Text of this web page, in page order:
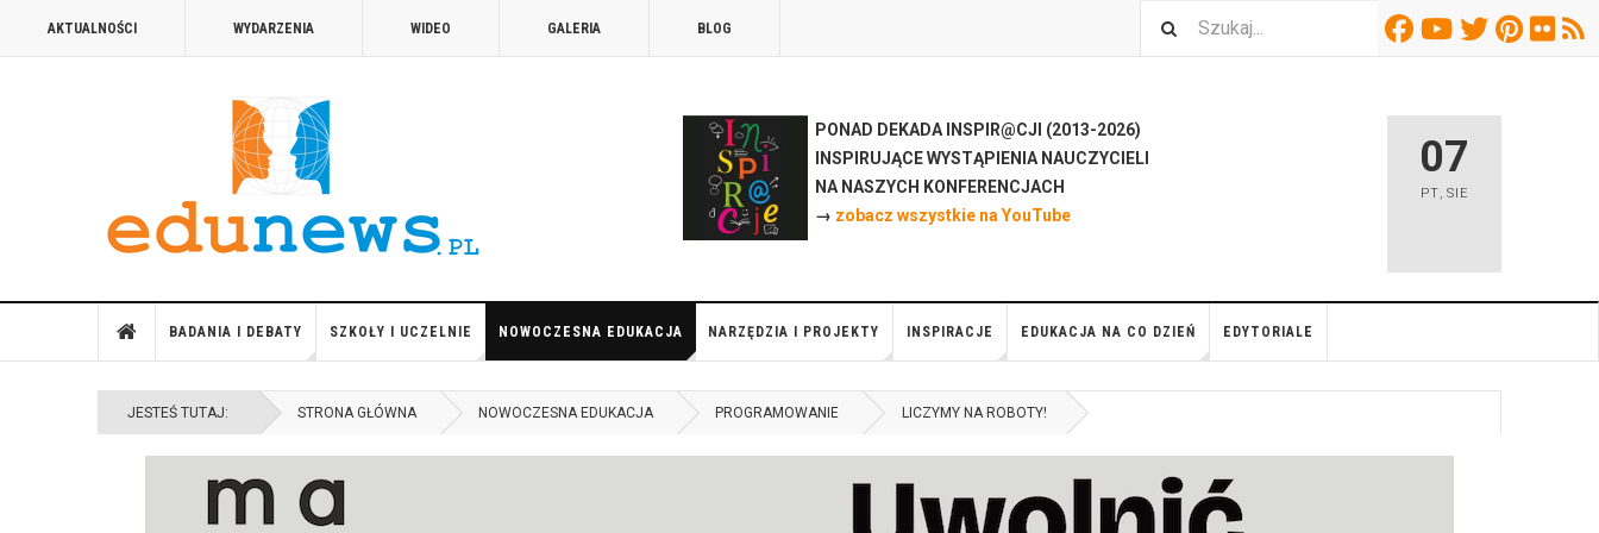
AKTUALNOŚCI WYDARZENIA WIDEO GALERIA BLOG
PONAD DEKADA INSPIR@CJI (2013-2026)
INSPIRUJĄCE WYSTĄPIENIA NAUCZYCIELI
NA NASZYCH KONFERENCJACH
→ zobacz wszystkie na YouTube
07
PT, SIE
BADANIA I DEBATY SZKOŁY I UCZELNIE NOWOCZESNA EDUKACJA NARZĘDZIA I PROJEKTY INSPIRACJE EDUKACJA NA CO DZIEŃ EDYTORIALE
JESTEŚ TUTAJ: STRONA GŁÓWNA NOWOCZESNA EDUKACJA PROGRAMOWANIE LICZYMY NA ROBOTY!